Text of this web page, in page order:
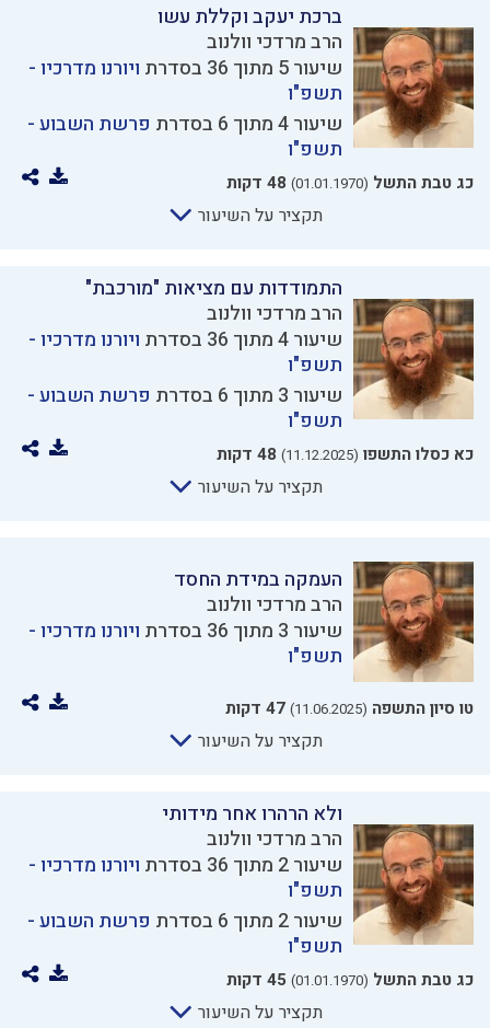
ברכת יעקב וקללת עשו
הרב מרדכי וולנוב
שיעור 5 מתוך 36 בסדרת
ויורנו מדרכיו -
תשפ"ו
שיעור 4 מתוך 6 בסדרת
פרשת השבוע -
תשפ"ו
כג טבת התשל (01.01.1970) 48 דקות
תקציר על השיעור
התמודדות עם מציאות "מורכבת"
הרב מרדכי וולנוב
שיעור 4 מתוך 36 בסדרת
ויורנו מדרכיו -
תשפ"ו
שיעור 3 מתוך 6 בסדרת
פרשת השבוע -
תשפ"ו
כא כסלו התשפו (11.12.2025) 48 דקות
תקציר על השיעור
העמקה במידת החסד
הרב מרדכי וולנוב
שיעור 3 מתוך 36 בסדרת
ויורנו מדרכיו -
תשפ"ו
טו סיון התשפה (11.06.2025) 47 דקות
תקציר על השיעור
ולא הרהרו אחר מידותי
הרב מרדכי וולנוב
שיעור 2 מתוך 36 בסדרת
ויורנו מדרכיו -
תשפ"ו
שיעור 2 מתוך 6 בסדרת
פרשת השבוע -
תשפ"ו
כג טבת התשל (01.01.1970) 45 דקות
תקציר על השיעור